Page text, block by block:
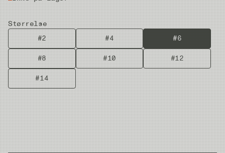
Størrelse
#2
#4 #6
#8 #10 #12
#14